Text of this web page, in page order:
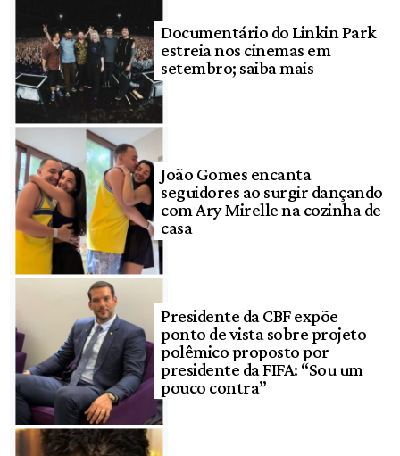
Documentário do Linkin Park
estreia nos cinemas em
setembro; saiba mais
João Gomes encanta
seguidores ao surgir dançando
com Ary Mirelle na cozinha de
casa
Presidente da CBF expõe
ponto de vista sobre projeto
polêmico proposto por
presidente da FIFA: “Sou um
pouco contra”